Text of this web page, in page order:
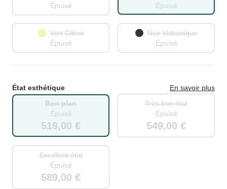
Épuisé
Épuisé
Vert Citron
Épuisé
Noir Volcanique
Épuisé
État esthétique
En savoir plus
Bon plan
Épuisé
519,00 €
Très bon état
Épuisé
549,00 €
Excellent état
Épuisé
589,00 €